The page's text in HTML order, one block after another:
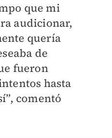
que mi
audicionar,
quería
de
fueron
hasta
comentó